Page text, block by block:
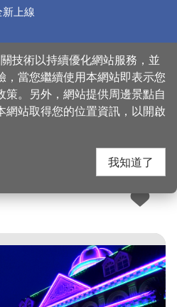
上線
與民宿
旅館(2星)
人氣：1.2萬
技術以持續優化網站服務，並
，當您繼續使用本網站即表示您
。另外，網站提供周邊景點自
網站取得您的位置資訊，以開啟
我知道了